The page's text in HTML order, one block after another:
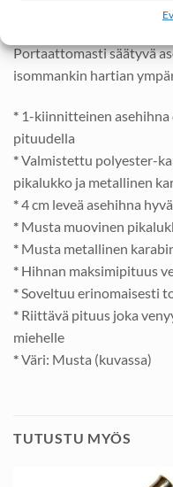
liikeiden vaikutusta
Portaattomasti säätyvä
isommankin hartian
* 1-kiinnitteinen
pituudella
*Valmistettu polyester-
pikalukko ja metallinen
*4 cm leveä asehihna
* Musta muovinen
* Musta metallinen
* Hihnan maksimipituus
*Soveltuu erinomaisesti
* Riittävä pituus joka
miehelle
*Väri: Musta (kuvassa)
TUTUSTU MYÖS